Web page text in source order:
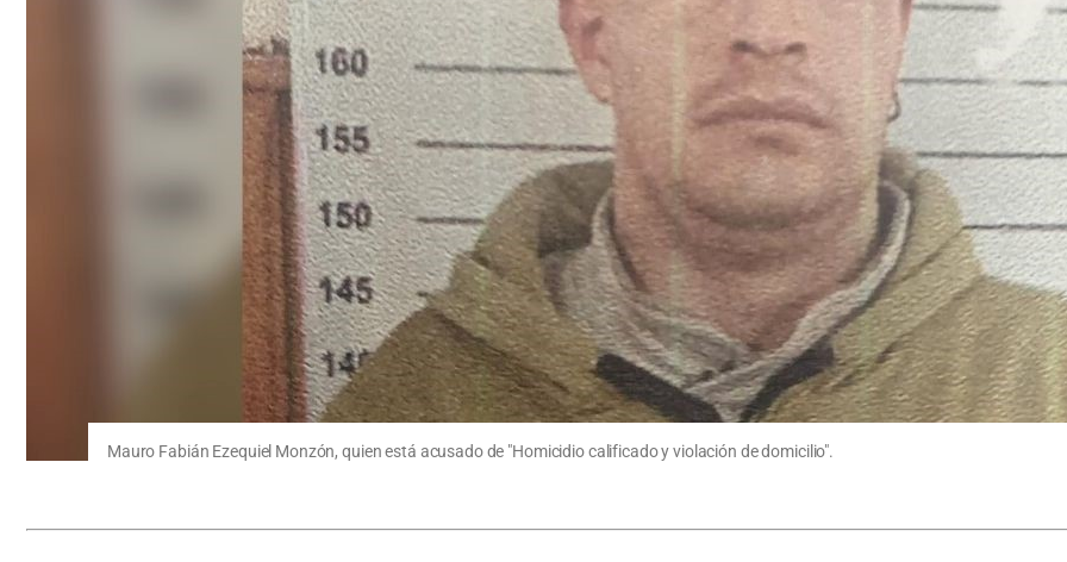
Mauro Fabián Ezequiel Monzón, quien está acusado de "Homicidio calificado y violación de domicilio".